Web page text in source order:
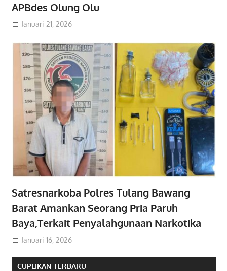
APBdes Olung Olu
Januari 21, 2026
Satresnarkoba Polres Tulang Bawang
Barat Amankan Seorang Pria Paruh
Baya,Terkait Penyalahgunaan Narkotika
Januari 16, 2026
CUPLIKAN TERBARU